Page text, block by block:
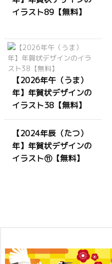
イラスト89【無料】
【2026年午（うま）
年】年賀状デザインの
イラスト38【無料】
【2024年辰（たつ）
年】年賀状デザインの
イラスト⑪【無料】